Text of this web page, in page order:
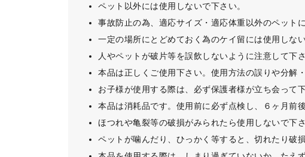
ペット以外には使用しないで下さい。
事故防止の為、適応サイズ・適応体重以外のペット
一定の場所にとどめておく為のケイ留には使用しない
人やペットが破片等を誤飲しないように注意して下
本品は正しくご使用下さい。使用方法の誤りや分解
お子様が使用する際は、必ず保護者様が立ち会って下
本品は消耗品です。使用前に必ず点検し、６ヶ月前
ほつれや亀裂等の破損がみられたら使用しないで下さ
ペットが噛んだり、ひっかく等すると、切れたり破損